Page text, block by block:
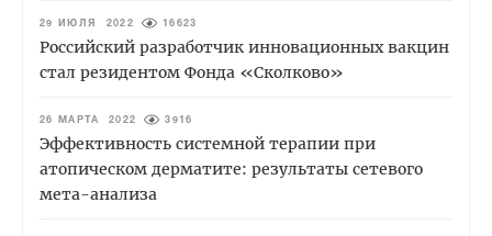
29 ИЮЛЯ 2022 16623
Российский разработчик инновационных вакцин
стал резидентом Фонда «Сколково»
26 МАРТА 2022 3916
Эффективность системной терапии при
атопическом дерматите: результаты сетевого
мета-анализа